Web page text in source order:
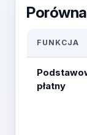
FUNKCJA
płatny